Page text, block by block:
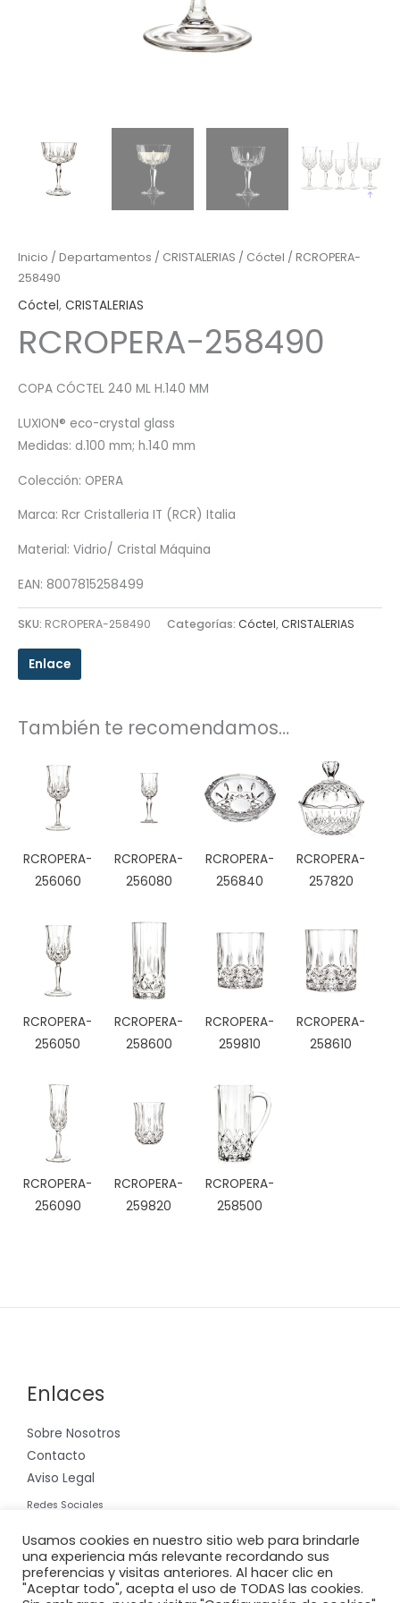
Inicio / Departamentos / CRISTALERIAS / Cóctel / RCROPERA-
258490
Cóctel, CRISTALERIAS
RCROPERA-258490
COPA CÓCTEL 240 ML H.140 MM
LUXION® eco-crystal glass
Medidas: d.100 mm; h.140 mm
Colección: OPERA
Marca: Rcr Cristalleria IT (RCR) Italia
Material: Vidrio/ Cristal Máquina
EAN: 8007815258499
SKU: RCROPERA-258490 Categorías: Cóctel,CRISTALERIAS
Enlace
También te recomendamos…
RCROPERA-
256060
RCROPERA-
256080
RCROPERA-
256840
RCROPERA-
257820
RCROPERA-
256050
RCROPERA-
258600
RCROPERA-
259810
RCROPERA-
258610
RCROPERA-
256090
RCROPERA-
259820
RCROPERA-
258500
Enlaces
Sobre Nosotros
Contacto
Aviso Legal
Redes Sociales
Usamos cookies en nuestro sitio web para brindarle
una experiencia más relevante recordando sus
preferencias y visitas anteriores. Al hacer clic en
"Aceptar todo", acepta el uso de TODAS las cookies.